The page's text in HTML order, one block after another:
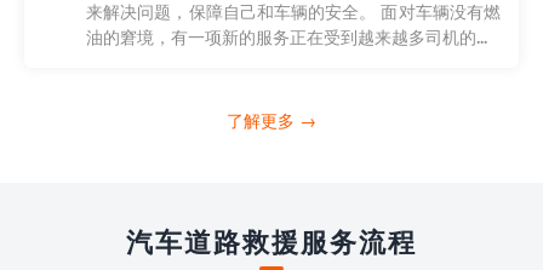
来解决问题，保障自己和车辆的安全。 面对车辆没有燃
油的窘境，有一项新的服务正在受到越来越多司机的...
了解更多 →
汽车道路救援服务流程